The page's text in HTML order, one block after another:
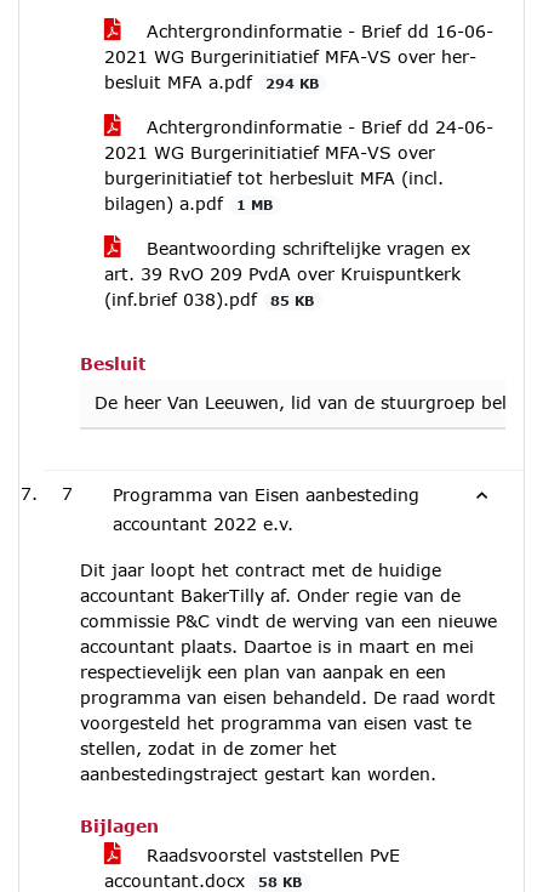
Achtergrondinformatie - Brief dd 16-06-
2021 WG Burgerinitiatief MFA-VS over her-
besluit MFA a.pdf
294 KB
Achtergrondinformatie - Brief dd 24-06-
2021 WG Burgerinitiatief MFA-VS over
burgerinitiatief tot herbesluit MFA (incl.
bilagen) a.pdf
1 MB
Beantwoording schriftelijke vragen ex
art. 39 RvO 209 PvdA over Kruispuntkerk
(inf.brief 038).pdf
85 KB
Besluit
De heer Van Leeuwen, lid van de stuurgroep
7
Programma van Eisen aanbesteding
accountant 2022 e.v.
Dit jaar loopt het contract met de huidige
accountant BakerTilly af. Onder regie van de
commissie P&C vindt de werving van een nieuwe
accountant plaats. Daartoe is in maart en mei
respectievelijk een plan van aanpak en een
programma van eisen behandeld. De raad wordt
voorgesteld het programma van eisen vast te
stellen, zodat in de zomer het
aanbestedingstraject gestart kan worden.
Bijlagen
Raadsvoorstel vaststellen PvE
accountant.docx
58 KB